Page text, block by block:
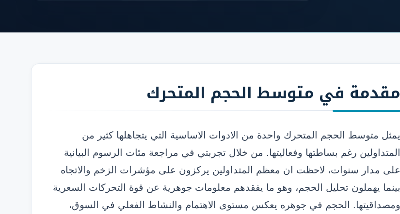
مقدمة في متوسط الحجم المتحرك
يمثل متوسط الحجم المتحرك واحدة من الادوات الاساسية التي يتجاهلها كثير من
المتداولين رغم بساطتها وفعاليتها. من خلال تجربتي في مراجعة مئات الرسوم البيانية
على مدار سنوات، لاحظت ان معظم المتداولين يركزون على مؤشرات الزخم والاتجاه
بينما يهملون تحليل الحجم، وهو ما يفقدهم معلومات جوهرية عن قوة التحركات السعرية
ومصداقيتها. الحجم في جوهره يعكس مستوى الاهتمام والنشاط الفعلي في السوق،